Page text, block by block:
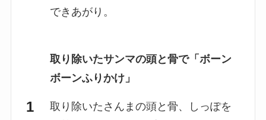
できあがり。
取り除いたサンマの頭と骨で「ボーン
ボーンふりかけ」
取り除いたさんまの頭と骨、しっぽを